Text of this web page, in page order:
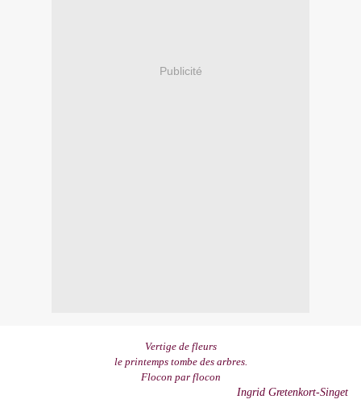
Publicité
Vertige de fleurs
le printemps tombe des arbres.
Flocon par flocon
Ingrid Gretenkort-Singet